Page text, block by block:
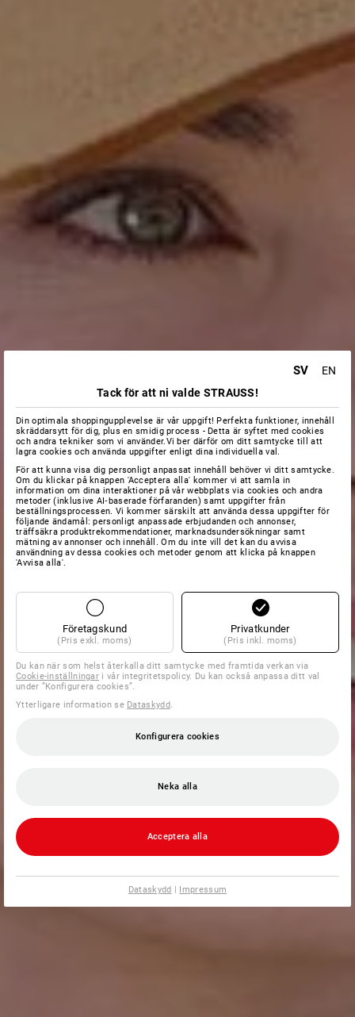
SV
EN
Tack för att ni valde STRAUSS!
Din optimala shoppingupplevelse är vår uppgift! Perfekta funktioner, innehåll
skräddarsytt för dig, plus en smidig process - Detta är syftet med cookies
och andra tekniker som vi använder.Vi ber därför om ditt samtycke till att
lagra cookies och använda uppgifter enligt dina individuella val.
För att kunna visa dig personligt anpassat innehåll behöver vi ditt samtycke.
Om du klickar på knappen 'Acceptera alla' kommer vi att samla in
information om dina interaktioner på vår webbplats via cookies och andra
metoder (inklusive AI‑baserade förfaranden) samt uppgifter från
beställningsprocessen. Vi kommer särskilt att använda dessa uppgifter för
följande ändamål: personligt anpassade erbjudanden och annonser,
träffsäkra produktrekommendationer, marknadsundersökningar samt
mätning av annonser och innehåll. Om du inte vill det kan du avvisa
användning av dessa cookies och metoder genom att klicka på knappen
'Avvisa alla'.
Företagskund
(Pris exkl. moms)
Privatkunder
(Pris inkl. moms)
Du kan när som helst återkalla ditt samtycke med framtida verkan via
Cookie-inställningar i vår integritetspolicy. Du kan också anpassa ditt val
under ”Konfigurera cookies”.
Ytterligare information se Dataskydd.
Konfigurera cookies
Neka alla
Acceptera alla
Dataskydd | Impressum